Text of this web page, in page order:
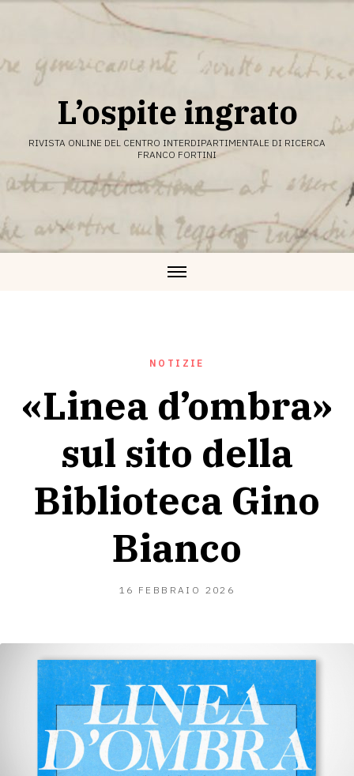
L’ospite ingrato
RIVISTA ONLINE DEL CENTRO INTERDIPARTIMENTALE DI RICERCA
FRANCO FORTINI
NOTIZIE
«Linea d’ombra»
sul sito della
Biblioteca Gino
Bianco
16 FEBBRAIO 2026